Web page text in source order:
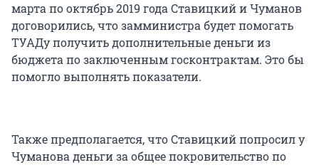
марта по октябрь 2019 года Ставицкий и Чуманов
договорились, что замминистра будет помогать
ТУАДу получить дополнительные деньги из
бюджета по заключенным госконтрактам. Это бы
помогло выполнять показатели.
Также предполагается, что Ставицкий попросил у
Чуманова деньги за общее покровительство по